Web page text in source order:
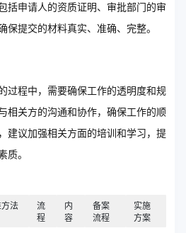
括申请人的资质证明、审批部门的审
保提交的材料真实、准确、完整。
过程中，需要确保工作的透明度和规
相关方的沟通和协作，确保工作的顺
建议加强相关方面的培训和学习，提
质。
法
流
程
内
容
备案
流程
实施
方案